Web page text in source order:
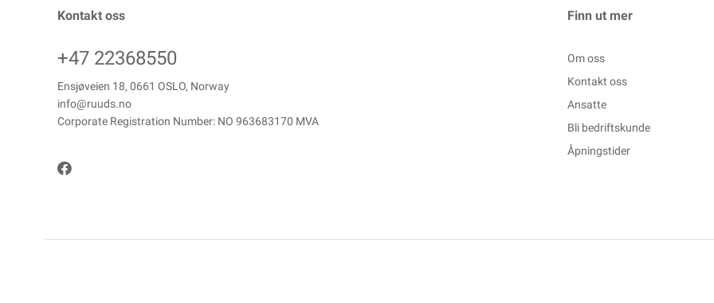
Kontakt oss
+47 22368550
Ensjøveien 18, 0661 OSLO, Norway
info@ruuds.no
Corporate Registration Number: NO 963683170 MVA
Finn ut mer
Om oss
Kontakt oss
Ansatte
Bli bedriftskunde
Åpningstider